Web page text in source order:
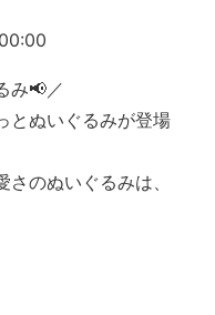
み📢／
とぬいぐるみが登場
のぬいぐるみは、